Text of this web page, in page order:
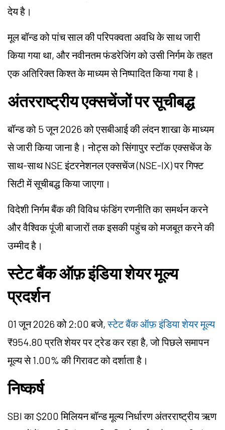
देय है।
मूल बॉन्ड को पांच साल की परिपक्वता अवधि के साथ जारी
किया गया था, और नवीनतम फंडरेजिंग को उसी निर्गम के तहत
एक अतिरिक्त किश्त के माध्यम से निष्पादित किया गया है।
अंतरराष्ट्रीय एक्सचेंजों पर सूचीबद्ध
बॉन्ड को 5 जून 2026 को एसबीआई की लंदन शाखा के माध्यम
से जारी किया जाना है। नोट्स को सिंगापुर स्टॉक एक्सचेंज के
साथ-साथ NSE इंटरनेशनल एक्सचेंज (NSE-IX) पर गिफ्ट
सिटी में सूचीबद्ध किया जाएगा।
विदेशी निर्गम बैंक की विविध फंडिंग रणनीति का समर्थन करने
और वैश्विक पूंजी बाजारों तक इसकी पहुंच को मजबूत करने की
उम्मीद है।
स्टेट बैंक ऑफ़ इंडिया शेयर मूल्य
प्रदर्शन
01 जून 2026 को 2:00 बजे,स्टेट बैंक ऑफ़ इंडिया शेयर मूल्य
₹954.80 प्रति शेयर पर ट्रेड कर रहा है, जो पिछले समापन
मूल्य से 1.00% की गिरावट को दर्शाता है।
निष्कर्ष
SBI का $200 मिलियन बॉन्ड मूल्य निर्धारण अंतरराष्ट्रीय ऋण